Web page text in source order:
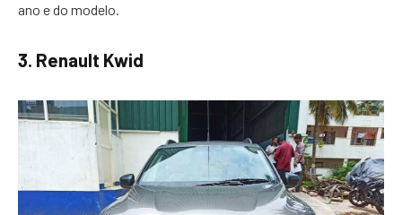
ano e do modelo.
3. Renault Kwid